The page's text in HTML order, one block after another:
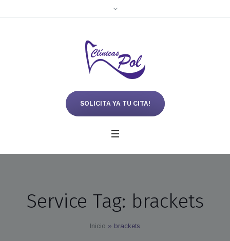
SOLICITA YA TU CITA!
Service Tag: brackets
Inicio » brackets